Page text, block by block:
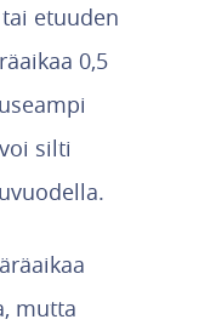
etuuden
0,5
silti
mutta